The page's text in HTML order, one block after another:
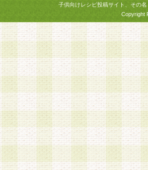
子供向けレシピ投稿サイト、その
Copyright